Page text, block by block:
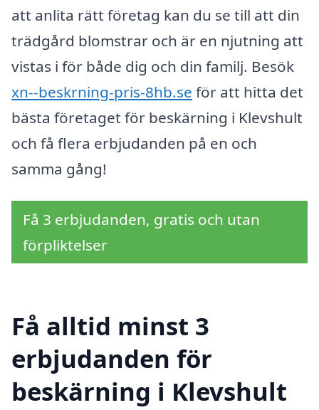
att anlita rätt företag kan du se till att din
trädgård blomstrar och är en njutning att
vistas i för både dig och din familj. Besök
xn--beskrning-pris-8hb.se för att hitta det
bästa företaget för beskärning i Klevshult
och få flera erbjudanden på en och
samma gång!
Få 3 erbjudanden, gratis och utan
förpliktelser
Få alltid minst 3
erbjudanden för
beskärning i Klevshult